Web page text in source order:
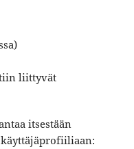
liittyvät
itsestään